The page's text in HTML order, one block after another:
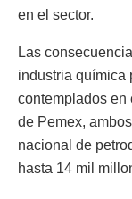
en el sector.
Las
industria química
contemplados en
de Pemex,
nacional de
hasta 14 mil